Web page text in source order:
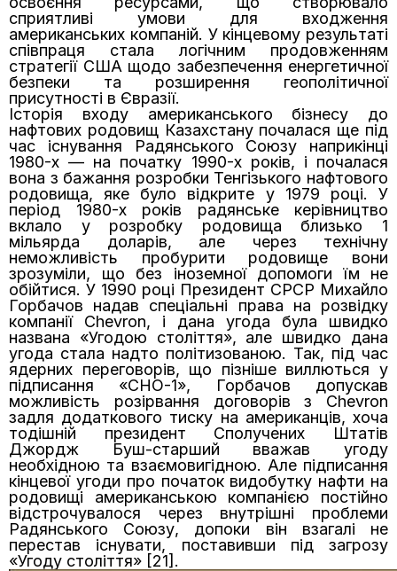
сприятливі умови для входження
американських компаній. У кінцевому результаті
співпраця стала логічним продовженням
стратегії США щодо забезпечення енергетичної
безпеки та розширення геополітичної
присутності в Євразії.
Історія входу американського бізнесу до
нафтових родовищ Казахстану почалася ще під
час існування Радянського Союзу наприкінці
1980-х — на початку 1990-х років, і почалася
вона з бажання розробки Тенгізького нафтового
родовища, яке було відкрите у 1979 році. У
період 1980-х років радянське керівництво
вклало у розробку родовища близько 1
мільярда доларів, але через технічну
неможливість пробурити родовище вони
зрозуміли, що без іноземної допомоги їм не
обійтися. У 1990 році Президент СРСР Михайло
Горбачов надав спеціальні права на розвідку
компанії Chevron, і дана угода була швидко
названа «Угодою століття», але швидко дана
угода стала надто політизованою. Так, під час
ядерних переговорів, що пізніше виллються у
підписання «СНО-1», Горбачов допускав
можливість розірвання договорів з Chevron
задля додаткового тиску на американців, хоча
тодішній президент Сполучених Штатів
Джордж Буш-старший вважав угоду
необхідною та взаємовигідною. Але підписання
кінцевої угоди про початок видобутку нафти на
родовищі американською компанією постійно
відстрочувалося через внутрішні проблеми
Радянського Союзу, допоки він взагалі не
перестав існувати, поставивши під загрозу
«Угоду століття» [21].